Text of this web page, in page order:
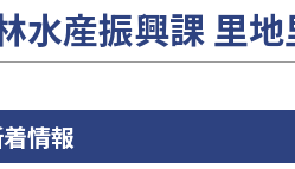
水産振興課 里
情報